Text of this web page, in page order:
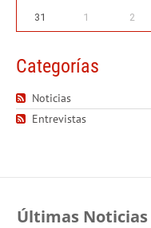
31 1 2
Categorías
Noticias
Entrevistas
Últimas Noticias